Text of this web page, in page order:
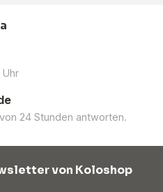
Uhr
24 Stunden antworten.
von Koloshop